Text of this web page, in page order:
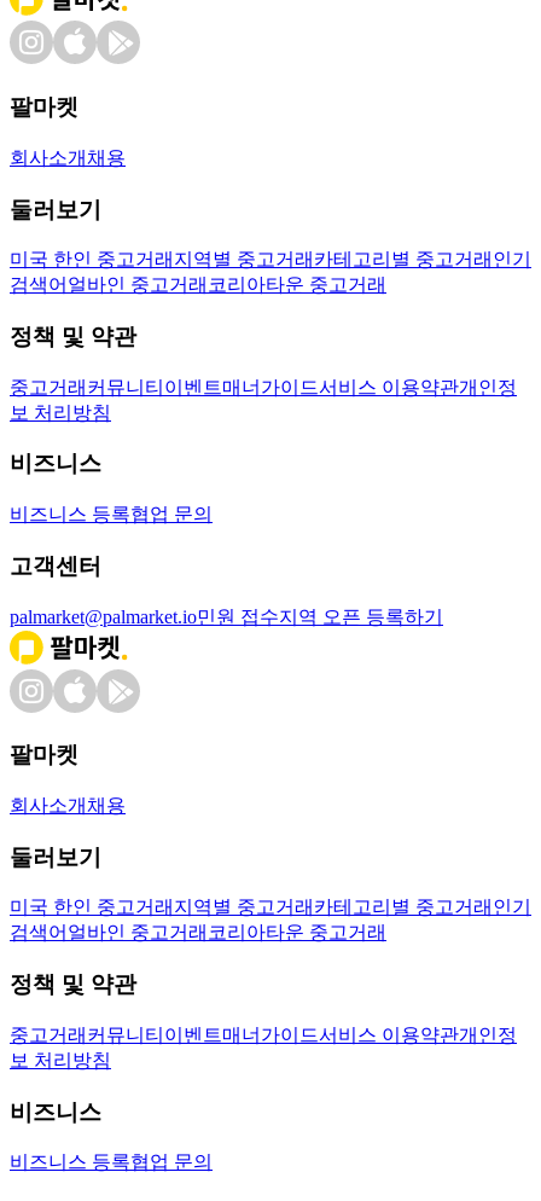
팔마켓
회사소개 채용
둘러보기
미국 한인 중고거래 지역별 중고거래 카테고리별 중고거래 인기
검색어 얼바인 중고거래 코리아타운 중고거래
정책 및 약관
중고거래 커뮤니티 이벤트매너가이드서비스 이용약관개인정
보 처리방침
비즈니스
비즈니스 등록협업 문의
고객센터
palmarket@palmarket.io민원 접수지역 오픈 등록하기
팔마켓
회사소개 채용
둘러보기
미국 한인 중고거래 지역별 중고거래 카테고리별 중고거래 인기
검색어 얼바인 중고거래 코리아타운 중고거래
정책 및 약관
중고거래 커뮤니티 이벤트매너가이드서비스 이용약관개인정
보 처리방침
비즈니스
비즈니스 등록협업 문의